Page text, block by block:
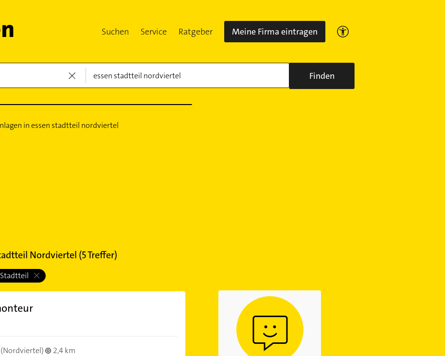
Suchen Service Ratgeber Meine Firma eintragen
Finden
Nordviertel (5Treffer)
Stadtteil
(Nordviertel)
2,4 km